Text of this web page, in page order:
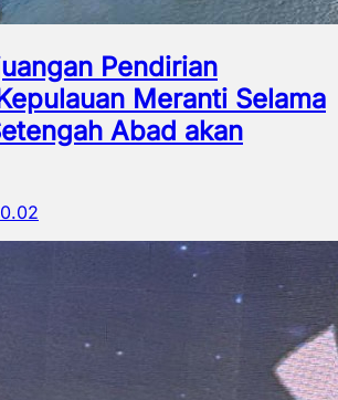
Pendirian
Meranti Selama
Abad akan